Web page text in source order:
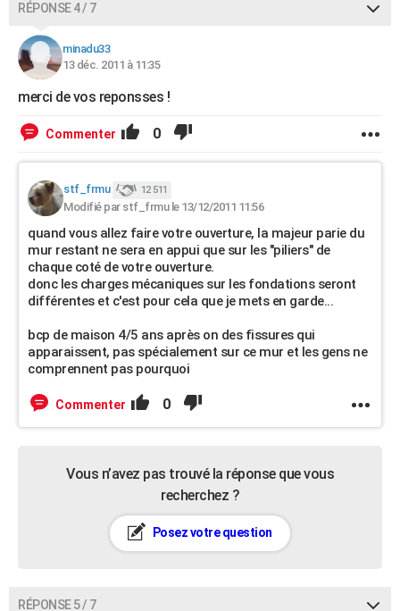
RÉPONSE 4 / 7
minadu33
13 déc. 2011 à 11:35
merci de vos reponsses !
Commenter 0
stf_frmu 12 511
Modifié par stf_frmu le 13/12/2011 11:56
quand vous allez faire votre ouverture, la majeur parie du
mur restant ne sera en appui que sur les "piliers" de
chaque coté de votre ouverture.
donc les charges mécaniques sur les fondations seront
différentes et c'est pour cela que je mets en garde...
bcp de maison 4/5 ans après on des fissures qui
apparaissent, pas spécialement sur ce mur et les gens ne
comprennent pas pourquoi
Commenter 0
Vous n’avez pas trouvé la réponse que vous
recherchez ?
Posez votre question
RÉPONSE 5 / 7